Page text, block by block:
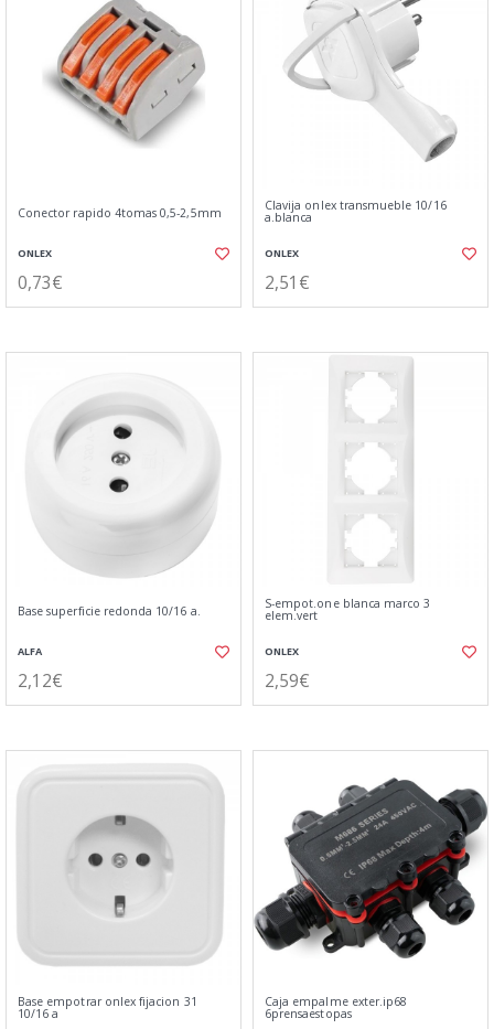
Conector rapido 4tomas 0,5-2,5mm
ONLEX
0,73€
Clavija onlex transmueble 10/16
a.blanca
ONLEX
2,51€
Base superficie redonda 10/16 a.
ALFA
2,12€
S-empot.one blanca marco 3
elem.vert
ONLEX
2,59€
Base empotrar onlex fijacion 31
10/16 a
Caja empalme exter.ip68
6prensaestopas